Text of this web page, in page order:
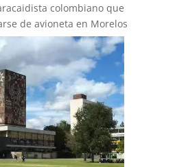
colombiano que
de avioneta en Morelos